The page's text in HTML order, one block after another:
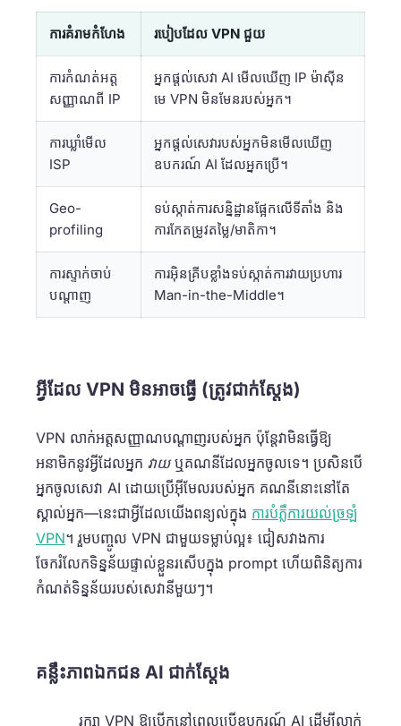
ការគំរាមកំហែង របៀបដែល VPN ជួយ
ការកំណត់អត្ត
សញ្ញាណពី IP
អ្នកផ្តល់សេវា AI មើលឃើញ IP ម៉ាស៊ីន
មេ VPN មិនមែនរបស់អ្នក។
ការឃ្លាំមើល
ISP
អ្នកផ្តល់សេវារបស់អ្នកមិនមើលឃើញ
ឧបករណ៍ AI ដែលអ្នកប្រើ។
Geo-
profiling
ទប់ស្កាត់ការសន្និដ្ឋានផ្អែកលើទីតាំង និង
ការកែតម្រូវតម្លៃ/មាតិកា។
ការស្ទាក់ចាប់
បណ្តាញ
ការអ៊ិនគ្រីបខ្លាំងទប់ស្កាត់ការវាយប្រហារ
Man-in-the-Middle។
អ្វីដែល VPN មិនអាចធ្វើ (ត្រូវជាក់ស្តែង)
VPN លាក់អត្តសញ្ញាណបណ្តាញរបស់អ្នក ប៉ុន្តែវាមិនធ្វើឱ្យ
អនាមិកនូវអ្វីដែលអ្នក វាយឬគណនីដែលអ្នកចូលទេ។ ប្រសិនបើ
អ្នកចូលសេវា AI ដោយប្រើអ៊ីមែលរបស់អ្នក គណនីនោះនៅតែ
ស្គាល់អ្នក—នេះជាអ្វីដែលយើងពន្យល់ក្នុង ការបំភ្លឺការយល់ច្រឡំ
VPN។ រួមបញ្ចូល VPN ជាមួយទម្លាប់ល្អ៖ ជៀសវាងការ
ចែករំលែកទិន្នន័យផ្ទាល់ខ្លួនរសើបក្នុង prompt ហើយពិនិត្យការ
កំណត់ទិន្នន័យរបស់សេវានីមួយៗ។
គន្លឹះភាពឯកជន AI ជាក់ស្តែង
រក្សា VPN ឱ្យបើកនៅពេលប្រើឧបករណ៍ AI ដើម្បីលាក់